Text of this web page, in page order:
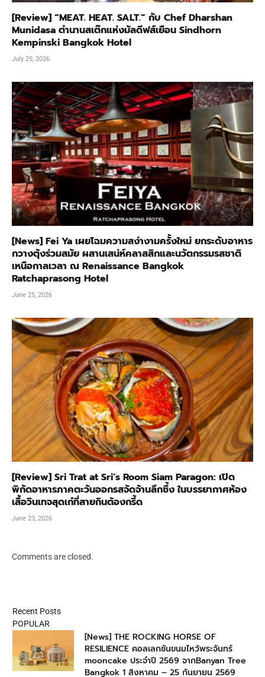
[Review] “MEAT. HEAT. SALT.” กับ Chef Dharshan
Munidasa ตำนานสเต๊กแห่งมัลดีฟส์เยือน Sindhorn
Kempinski Bangkok Hotel
July 25, 2026
[News] Fei Ya เผยโฉมความสง่างามครั้งใหม่ ยกระดับอาหาร
กวางตุ้งร่วมสมัย ผสานเสน่ห์คลาสสิกและนวัตกรรมรสชาติ
เหนือกาลเวลา ณ Renaissance Bangkok
Ratchaprasong Hotel
June 25, 2026
[Review] Sri Trat at Sri’s Room Siam Paragon: เปิด
พิกัดอาหารภาคตะวันออกรสจัดจ้านลึกซึ้ง ในบรรยากาศห้อง
เสื้อวินเทจสุดเก๋ที่สายกินต้องกรี้ด
June 23, 2026
Comments are closed.
Recent Posts
POPULAR
[News] THE ROCKING HORSE OF
RESILIENCE คอลเลกชันขนมไหว้พระจันทร์
mooncake ประจำปี 2569 จากBanyan Tree
Bangkok 1 สิงหาคม – 25 กันยายน 2569